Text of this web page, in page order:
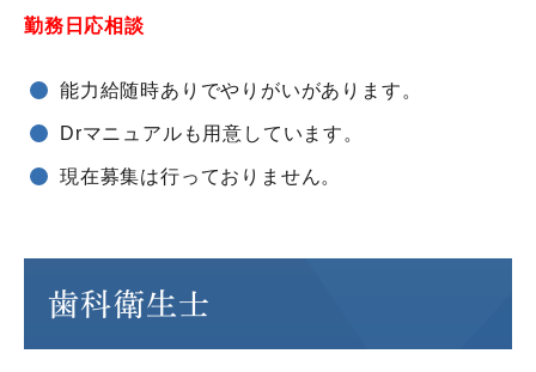
勤務日応相談
能力給随時ありでやりがいがあります。
Drマニュアルも用意しています。
現在募集は行っておりません。
歯科衛生士